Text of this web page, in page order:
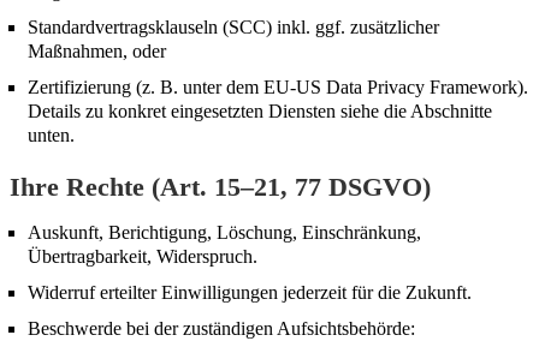
Standardvertragsklauseln (SCC) inkl. ggf. zusätzlicher
Maßnahmen, oder
Zertifizierung (z. B. unter dem EU-US Data Privacy Framework).
Details zu konkret eingesetzten Diensten siehe die Abschnitte
unten.
Ihre Rechte (Art. 15–21, 77 DSGVO)
Auskunft, Berichtigung, Löschung, Einschränkung,
Übertragbarkeit, Widerspruch.
Widerruf erteilter Einwilligungen jederzeit für die Zukunft.
Beschwerde bei der zuständigen Aufsichtsbehörde: